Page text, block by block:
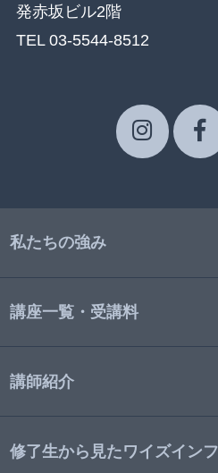
発赤坂ビル2階
TEL 03-5544-8512
私たちの強み
講座一覧・受講料
講師紹介
修了生から見たワイズイン